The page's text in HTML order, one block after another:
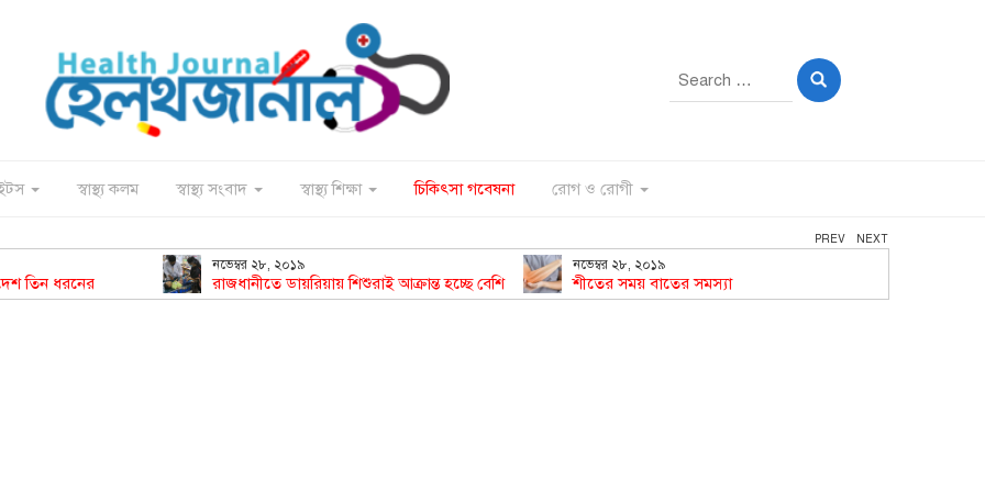
Search
স্বাস্থ্য কলম স্বাস্থ্য সংবাদ স্বাস্থ্য শিক্ষা চিকিৎসা গবেষনা রোগ ও রোগী
তিন ধরনের
নভেম্বর ২৮, ২০১৯
রাজধানীতে ডায়রিয়ায় শিশুরাই আক্রান্ত হচ্ছে বেশি
নভেম্বর ২৮, ২০১৯
শীতের সময় বাতের সমস্যা
PREV NEXT